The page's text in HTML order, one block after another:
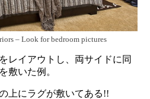
– Look for bedroom pictures
レイアウトし、両サイドに同
敷いた例。
上にラグが敷いてある!!